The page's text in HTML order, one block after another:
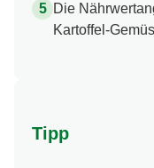
Die
Kartoffel-
Tipp